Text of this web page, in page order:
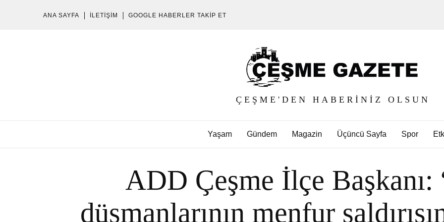
ANA SAYFA İLETIŞIM GOOGLE HABERLER TAKIP ET
ÇEŞME'DEN HABERINIZ OLSUN
Yaşam Gündem Magazin Üçüncü Sayfa Spor
ADD Çeşme İlçe
düşmanlarının menfur